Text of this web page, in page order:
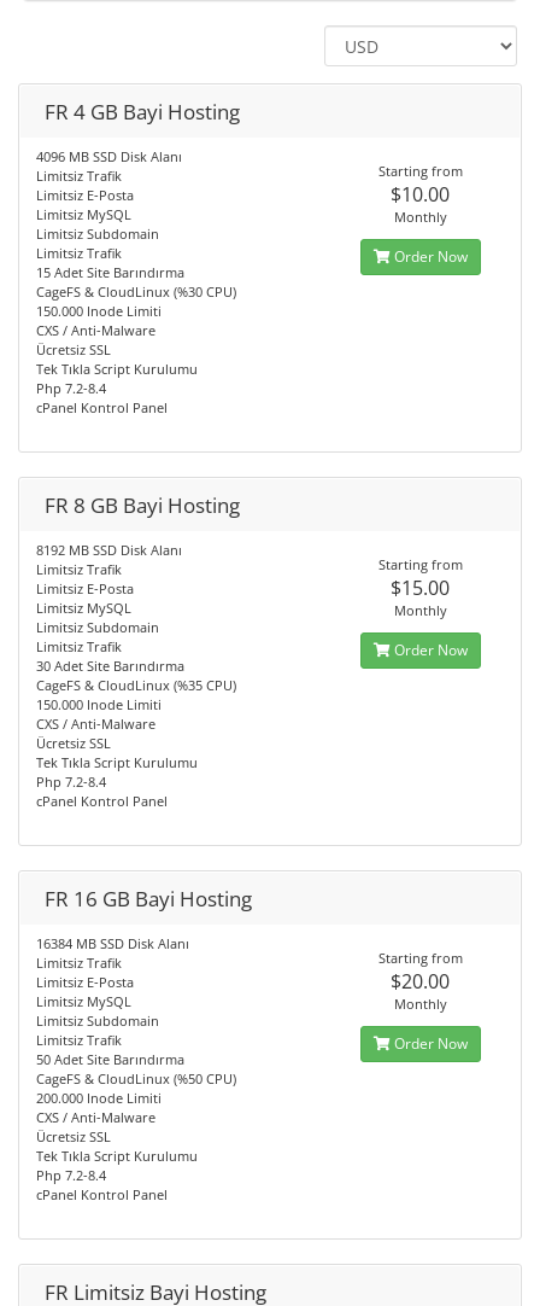
FR 4 GB Bayi Hosting
4096 MB SSD Disk Alanı
Limitsiz Trafik
Limitsiz E-Posta
Limitsiz MySQL
Limitsiz Subdomain
Limitsiz Trafik
15 Adet Site Barındırma
CageFS & CloudLinux (%30 CPU)
150.000 Inode Limiti
CXS / Anti-Malware
Ücretsiz SSL
Tek Tıkla Script Kurulumu
Php 7.2-8.4
cPanel Kontrol Panel
Starting from
$10.00
Monthly
Order Now
FR 8 GB Bayi Hosting
8192 MB SSD Disk Alanı
Limitsiz Trafik
Limitsiz E-Posta
Limitsiz MySQL
Limitsiz Subdomain
Limitsiz Trafik
30 Adet Site Barındırma
CageFS & CloudLinux (%35 CPU)
150.000 Inode Limiti
CXS / Anti-Malware
Ücretsiz SSL
Tek Tıkla Script Kurulumu
Php 7.2-8.4
cPanel Kontrol Panel
Starting from
$15.00
Monthly
Order Now
FR 16 GB Bayi Hosting
16384 MB SSD Disk Alanı
Limitsiz Trafik
Limitsiz E-Posta
Limitsiz MySQL
Limitsiz Subdomain
Limitsiz Trafik
50 Adet Site Barındırma
CageFS & CloudLinux (%50 CPU)
200.000 Inode Limiti
CXS / Anti-Malware
Ücretsiz SSL
Tek Tıkla Script Kurulumu
Php 7.2-8.4
cPanel Kontrol Panel
Starting from
$20.00
Monthly
Order Now
FR Limitsiz Bayi Hosting